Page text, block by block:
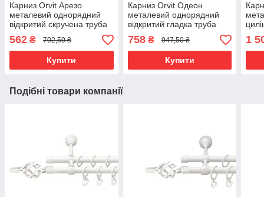
Карниз Orvit Арезо
металевий однорядний
відкритий скручена труба
кільце металеве Антик 16
мм 160 см (00-00022281)
562 ₴ 702,50 ₴
Купити
Карниз Orvit Одеон
металевий однорядний
відкритий гладка труба
Нержавіюча Сталь 19 мм
240 см (00-00015976)
758₴ 947,50 ₴
Купити
см
1
Подібні товари компанії